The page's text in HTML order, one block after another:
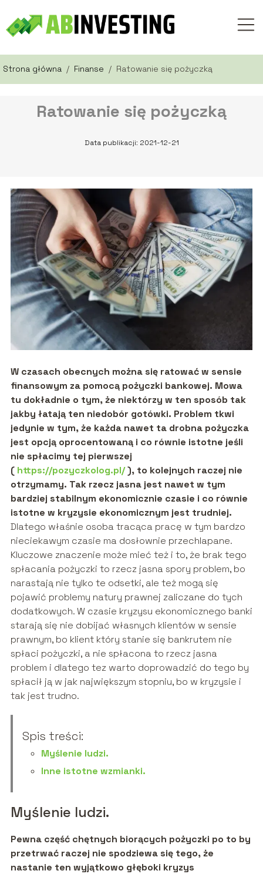
Strona główna / Finanse / Ratowanie się pożyczką
Ratowanie się pożyczką
Data publikacji: 2021-12-21
W czasach obecnych można się ratować w sensie
finansowym za pomocą pożyczki bankowej. Mowa
tu dokładnie o tym, że niektórzy w ten sposób tak
jakby łatają ten niedobór gotówki. Problem tkwi
jedynie w tym, że każda nawet ta drobna pożyczka
jest opcją oprocentowaną i co równie istotne jeśli
nie spłacimy tej pierwszej
( https://pozyczkolog.pl/), to kolejnych raczej nie
otrzymamy. Tak rzecz jasna jest nawet w tym
bardziej stabilnym ekonomicznie czasie i co równie
istotne w kryzysie ekonomicznym jest trudniej.
Dlatego właśnie osoba tracąca pracę w tym bardzo
nieciekawym czasie ma dosłownie przechlapane.
Kluczowe znaczenie może mieć też i to, że brak tego
spłacania pożyczki to rzecz jasna spory problem, bo
narastają nie tylko te odsetki, ale też mogą się
pojawić problemy natury prawnej zaliczane do tych
dodatkowych. W czasie kryzysu ekonomicznego banki
starają się nie dobijać własnych klientów w sensie
prawnym, bo klient który stanie się bankrutem nie
spłaci pożyczki, a nie spłacona to rzecz jasna
problem i dlatego tez warto doprowadzić do tego by
spłacił ją w jak największym stopniu, bo w kryzysie i
tak jest trudno.
Spis treści:
Myślenie ludzi.
Inne istotne wzmianki.
Myślenie ludzi.
Pewna część chętnych biorących pożyczki po to by
przetrwać raczej nie spodziewa się tego, że
nastanie ten wyjątkowo głęboki kryzys